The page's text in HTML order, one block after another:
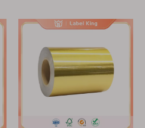
cremoso/60g Glassine